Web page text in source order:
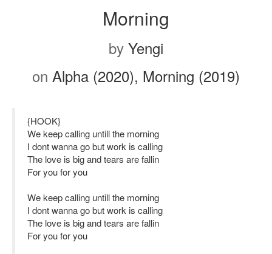
Morning
by Yengi
on Alpha (2020), Morning (2019)
{HOOK}
We keep calling untill the morning
I dont wanna go but work is calling
The love is big and tears are fallin
For you for you
We keep calling untill the morning
I dont wanna go but work is calling
The love is big and tears are fallin
For you for you